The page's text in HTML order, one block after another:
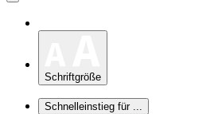
Schriftgröße
Schnelleinstieg für ...